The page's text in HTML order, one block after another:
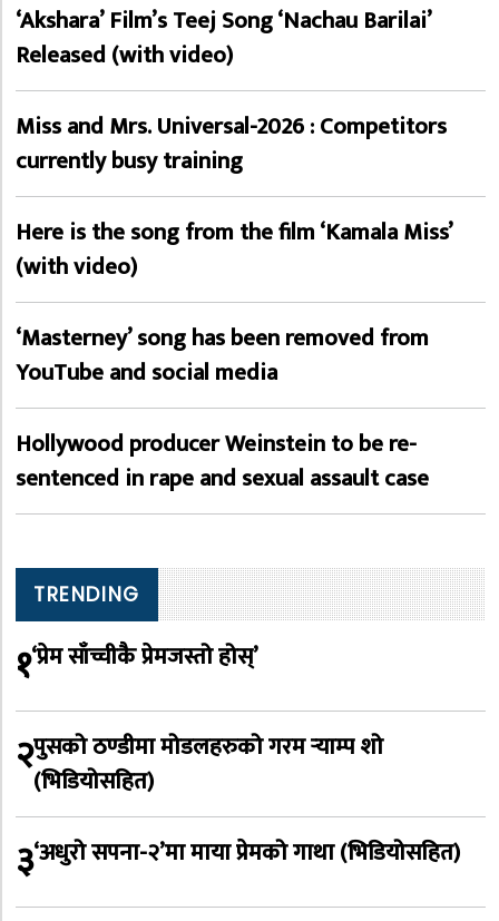
‘Akshara’ Film’s Teej Song ‘Nachau Barilai’
Released (with video)
Miss and Mrs. Universal-2026 : Competitors
currently busy training
Here is the song from the film ‘Kamala Miss’
(with video)
‘Masterney’ song has been removed from
YouTube and social media
Hollywood producer Weinstein to be re-
sentenced in rape and sexual assault case
TRENDING
१‘प्रेम साँच्चीकै प्रेमजस्तो होस्’
२पुसको ठण्डीमा मोडलहरुको गरम र्‍याम्प शो
(भिडियोसहित)
३‘अधुरो सपना-२’मा माया प्रेमको गाथा (भिडियोसहित)